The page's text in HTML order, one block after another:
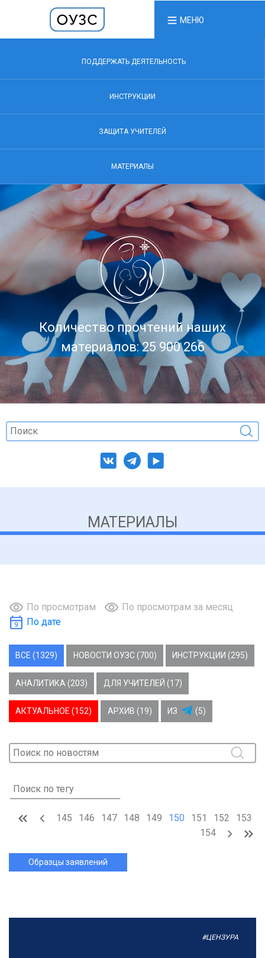
МЕНЮ
ПОДДЕРЖАТЬ ДЕЯТЕЛЬНОСТЬ
ИНСТРУКЦИИ
ЗАЩИТА УЧИТЕЛЕЙ
МАТЕРИАЛЫ
Количество прочтений наших
материалов: 25 900 266
МАТЕРИАЛЫ
По просмотрам
По просмотрам за месяц
По дате
ВСЕ (1329) НОВОСТИ ОУЗС (700) ИНСТРУКЦИИ (295)
АНАЛИТИКА (203) ДЛЯ УЧИТЕЛЕЙ (17)
АКТУАЛЬНОЕ (152) АРХИВ (19) ИЗ (5)
145 146 147 148 149 150 151 152
153
154
Образцы заявлений
#ЦЕНЗУРА